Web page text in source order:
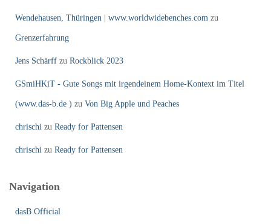
Wendehausen, Thüringen | www.worldwidebenches.com zu
Grenzerfahrung
Jens Schärff zu Rockblick 2023
GSmiHKiT - Gute Songs mit irgendeinem Home-Kontext im Titel
(www.das-b.de ) zu Von Big Apple und Peaches
chrischi zu Ready for Pattensen
chrischi zu Ready for Pattensen
Navigation
dasB Official